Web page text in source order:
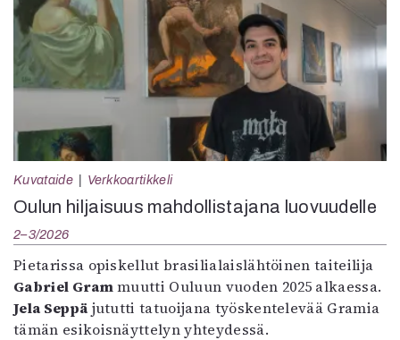
Kuvataide Verkkoartikkeli
Oulun hiljaisuus mahdollistajana luovuudelle
2–3/2026
Pietarissa opiskellut brasilialaislähtöinen taiteilija
Gabriel Grammuutti Ouluun vuoden 2025 alkaessa.
Jela Seppä jututti tatuoijana työskentelevää Gramia
tämän esikoisnäyttelyn yhteydessä.